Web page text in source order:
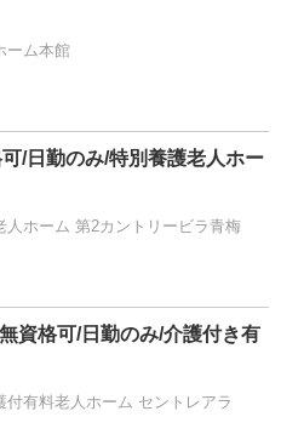
ーム本館
/日勤のみ/特別養護老人ホー
ホーム 第2カントリービラ青梅
資格可/日勤のみ/介護付き有
有料老人ホーム セントレアラ